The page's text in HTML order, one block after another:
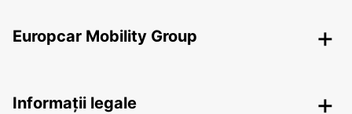
Europcar Mobility Group
Informații legale